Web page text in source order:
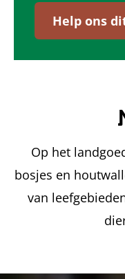
Op het
bosjes en
van